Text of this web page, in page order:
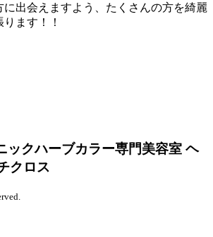
出会えますよう、たくさんの方を綺麗
ます！！
ックハーブカラー専門美容室 ヘ
クロス